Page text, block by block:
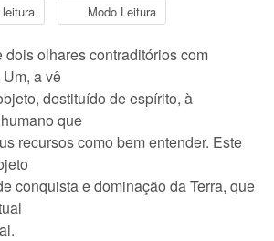
Modo Leitura
dois olhares contraditórios com
a vê
destituído de espírito, à
que
recursos como bem entender. Este
conquista e dominação da Terra, que